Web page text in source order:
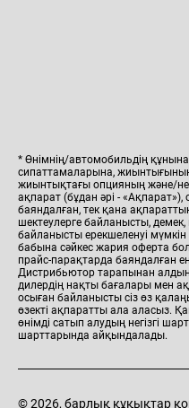
* Өнімнің/автомобильдің
сипаттамаларына,
жиынтықтағы опцияның және/
ақпарат (бұдан әрі -
баяндалған, тек қана
шектеулерге байланысты,
байланысты ерекшеленуі
бабына сәйкес жария оферта
прайс-парақтарда баяндалған
Дистрибьютор тарапынан
дилердің нақты бағалары мен
осыған байланысты сіз өз
өзекті ақпаратты ала аласыз.
өнімді сатып алудың негізгі
шарттарында айқындалады.
© 2026, барлық құқықтар